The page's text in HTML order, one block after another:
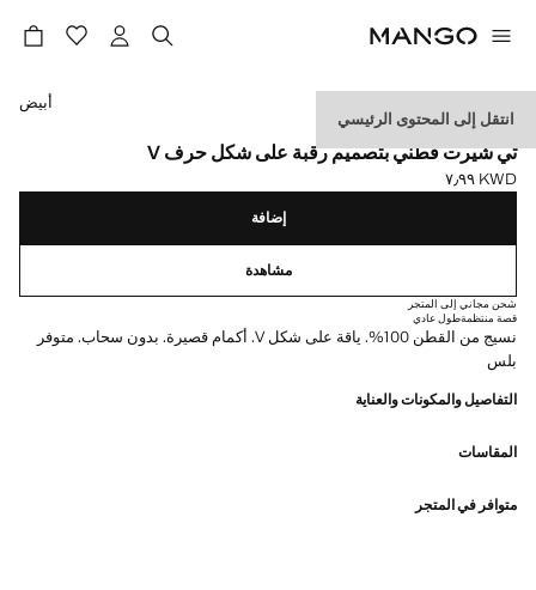
انتقل إلى المحتوى الرئيسي
MEDIUMWEIGHT
تي شيرت قطني بتصميم رقبة على شكل حرف V
السعر الحالي [KWD ٧٫٩٩ ]
KWD ٧٫٩٩
حدد اللون
أبيض
إضافة
مشاهدة
شحن مجاني إلى المتجر
قصة منتظمةطول عادي
نسيج من القطن 100%. ياقة على شكل V. أكمام قصيرة. بدون سحاب. متوفر
بلس
التفاصيل والمكونات والعناية
المقاسات
متوافر في المتجر